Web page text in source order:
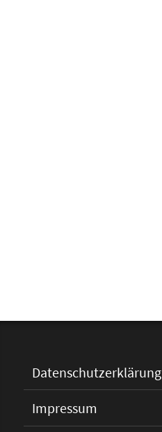
Datenschutzerklärung
Impressum